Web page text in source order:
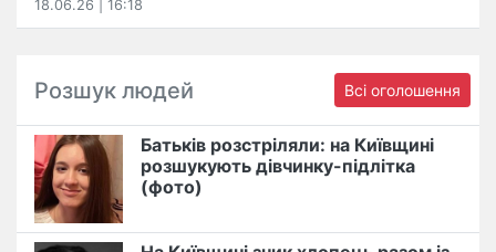
18.06.26 | 16:18
Розшук людей Всі оголошення
Батьків розстріляли: на Київщині
розшукують дівчинку-підлітка
(фото)